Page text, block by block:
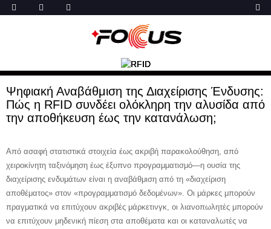
Ψηφιακή Αναβάθμιση της Διαχείρισης Ένδυσης:
Πώς η RFID συνδέει ολόκληρη την αλυσίδα από
την αποθήκευση έως την κατανάλωση;
Από ασαφή στατιστικά στοιχεία έως ακριβή παρακολούθηση, από
χειροκίνητη ταξινόμηση έως έξυπνο προγραμματισμό—η ουσία της
διαχείρισης ενδυμάτων είναι η αναβάθμιση από τη «διαχείριση
αποθέματος» στον «προγραμματισμό δεδομένων». Οι μάρκες μπορούν
πραγματικά να επιτύχουν ακριβές μάρκετινγκ, οι λιανοπωλητές μπορούν
να επιτύχουν μηδενική πίεση στα αποθέματα και οι καταναλωτές να